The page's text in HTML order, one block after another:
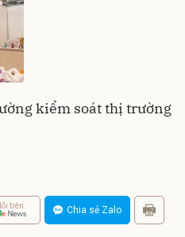
kiểm soát thị trường
trên Chia sẻ Zalo